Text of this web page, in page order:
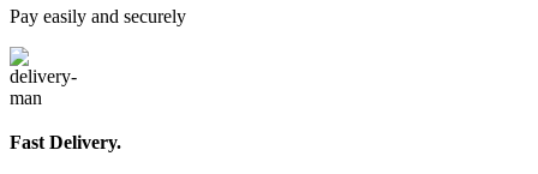
Pay easily and securely
Fast Delivery.